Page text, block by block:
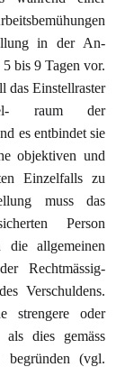
in der An-
bis 9 Tagen vor.
Einstellraster
raum der
es entbindet sie
objektiven und
Einzelfalls zu
muss das
Person
die allgemeinen
Rechtmässig-
Verschuldens.
strengere oder
als dies gemäss
(vgl.